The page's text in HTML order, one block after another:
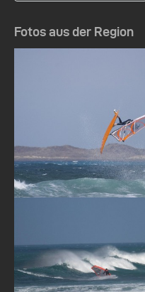
Fotos aus der Region